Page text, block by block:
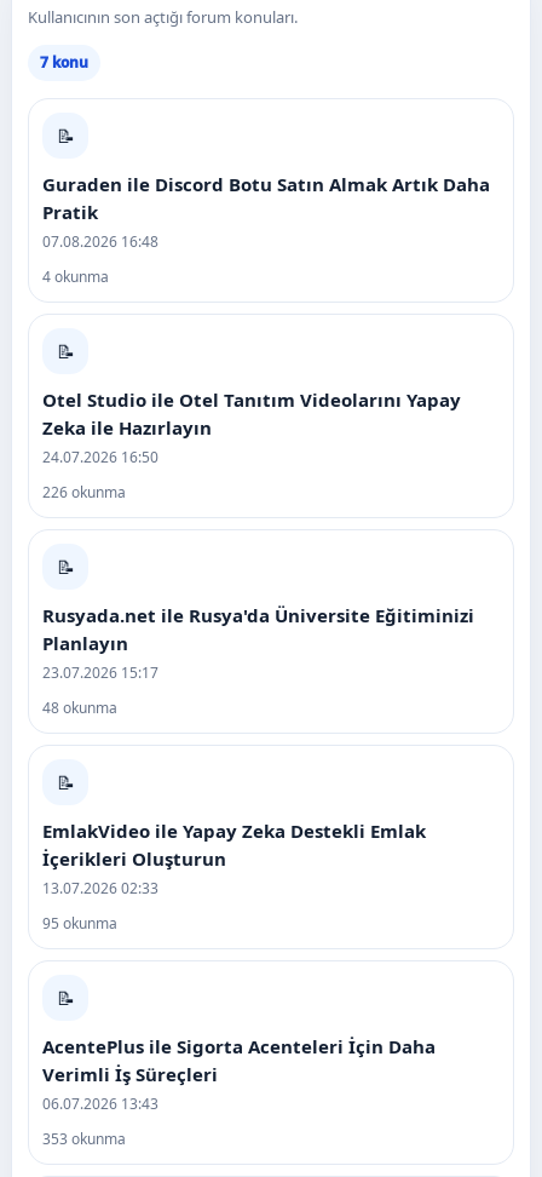
Kullanıcının son açtığı forum konuları.
7 konu
📝
Guraden ile Discord Botu Satın Almak Artık Daha
Pratik
07.08.2026 16:48
4 okunma
📝
Otel Studio ile Otel Tanıtım Videolarını Yapay
Zeka ile Hazırlayın
24.07.2026 16:50
226 okunma
📝
Rusyada.net ile Rusya'da Üniversite Eğitiminizi
Planlayın
23.07.2026 15:17
48 okunma
📝
EmlakVideo ile Yapay Zeka Destekli Emlak
İçerikleri Oluşturun
13.07.2026 02:33
95 okunma
📝
AcentePlus ile Sigorta Acenteleri İçin Daha
Verimli İş Süreçleri
06.07.2026 13:43
353 okunma